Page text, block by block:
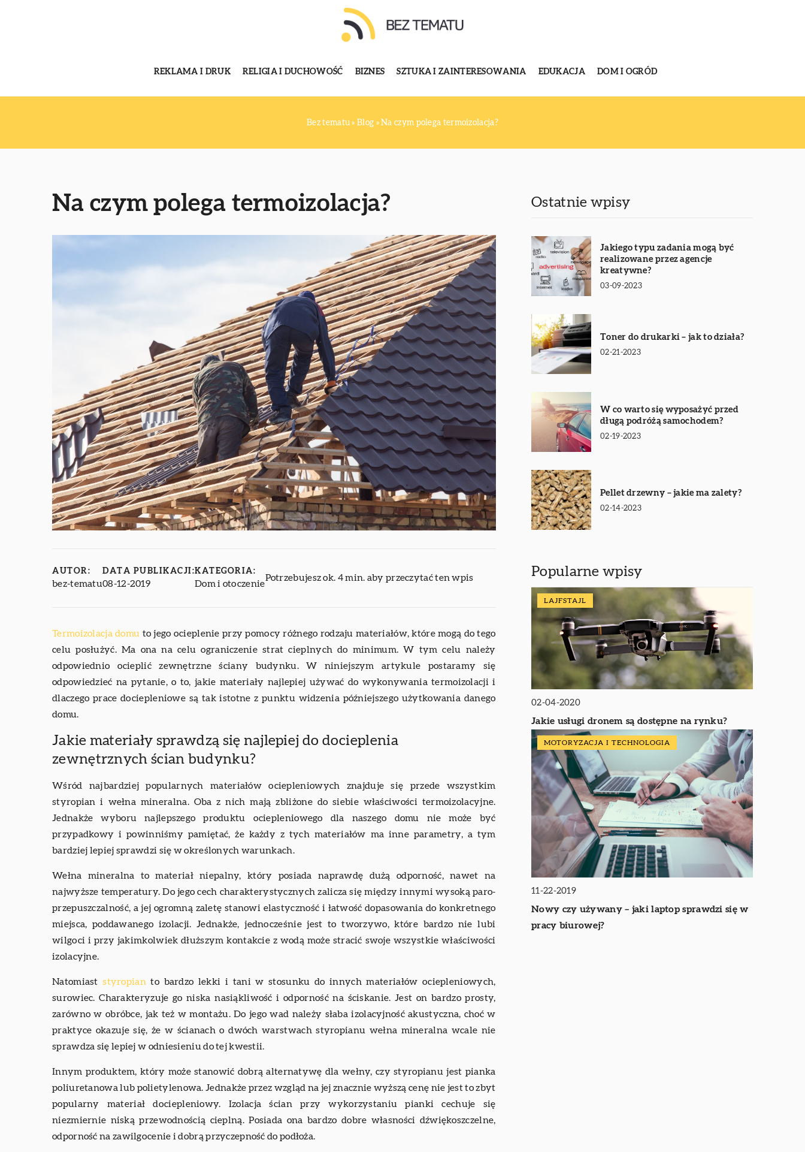
REKLAMA I DRUK RELIGIA I DUCHOWOŚĆ BIZNES SZTUKA I ZAINTERESOWANIA EDUKACJA DOM I OGRÓD
Bez tematu »Blog »Na czym polega termoizolacja?
Na czym polega termoizolacja?
AUTOR:
bez-tematu
DATA PUBLIKACJI:
08-12-2019
KATEGORIA:
Dom i otoczenie
Potrzebujesz ok. 4 min. aby przeczytać ten wpis
Termoizolacja domu to jego ocieplenie przy pomocy różnego rodzaju materiałów, które mogą do tego
celu posłużyć. Ma ona na celu ograniczenie strat cieplnych do minimum. W tym celu należy
odpowiednio ocieplić zewnętrzne ściany budynku. W niniejszym artykule postaramy się
odpowiedzieć na pytanie, o to, jakie materiały najlepiej używać do wykonywania termoizolacji i
dlaczego prace dociepleniowe są tak istotne z punktu widzenia późniejszego użytkowania danego
domu.
Jakie materiały sprawdzą się najlepiej do docieplenia
zewnętrznych ścian budynku?
Wśród najbardziej popularnych materiałów ociepleniowych znajduje się przede wszystkim
styropian i wełna mineralna. Oba z nich mają zbliżone do siebie właściwości termoizolacyjne.
Jednakże wyboru najlepszego produktu ociepleniowego dla naszego domu nie może być
przypadkowy i powinniśmy pamiętać, że każdy z tych materiałów ma inne parametry, a tym
bardziej lepiej sprawdzi się w określonych warunkach.
Wełna mineralna to materiał niepalny, który posiada naprawdę dużą odporność, nawet na
najwyższe temperatury. Do jego cech charakterystycznych zalicza się między innymi wysoką paro-
przepuszczalność, a jej ogromną zaletę stanowi elastyczność i łatwość dopasowania do konkretnego
miejsca, poddawanego izolacji. Jednakże, jednocześnie jest to tworzywo, które bardzo nie lubi
wilgoci i przy jakimkolwiek dłuższym kontakcie z wodą może stracić swoje wszystkie właściwości
izolacyjne.
Natomiaststyropianto bardzo lekki i tani w stosunku do innych materiałów ociepleniowych,
surowiec. Charakteryzuje go niska nasiąkliwość i odporność na ściskanie. Jest on bardzo prosty,
zarówno w obróbce, jak też w montażu. Do jego wad należy słaba izolacyjność akustyczna, choć w
praktyce okazuje się, że w ścianach o dwóch warstwach styropianu wełna mineralna wcale nie
sprawdza się lepiej w odniesieniu do tej kwestii.
Innym produktem, który może stanowić dobrą alternatywę dla wełny, czy styropianu jest pianka
poliuretanowa lub polietylenowa. Jednakże przez wzgląd na jej znacznie wyższą cenę nie jest to zbyt
popularny materiał dociepleniowy. Izolacja ścian przy wykorzystaniu pianki cechuje się
niezmiernie niską przewodnością cieplną. Posiada ona bardzo dobre własności dźwiękoszczelne,
odporność na zawilgocenie i dobrą przyczepność do podłoża.
Ostatnie wpisy
Jakiego typu zadania mogą być
realizowane przez agencje
kreatywne?
03-09-2023
Toner do drukarki – jak to działa?
02-21-2023
W co warto się wyposażyć przed
długą podróżą samochodem?
02-19-2023
Pellet drzewny – jakie ma zalety?
02-14-2023
Popularne wpisy
LAJFSTAJL
02-04-2020
Jakie usługi dronem są dostępne na rynku?
MOTORYZACJA I TECHNOLOGIA
11-22-2019
Nowy czy używany – jaki laptop sprawdzi się w
pracy biurowej?